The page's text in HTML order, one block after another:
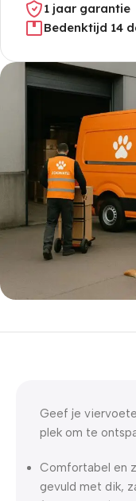
1 jaar garantie
Bedenktijd 14
5% korting met
Geef je
plek om te
Comfortabel en
gevuld met dik,